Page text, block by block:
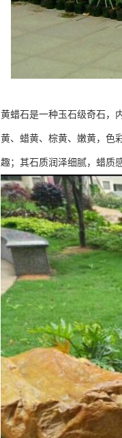
黄蜡石是一种玉石级奇石，
黄、蜡黄、棕黄、嫩黄，色
趣；其石质润泽细腻，蜡质